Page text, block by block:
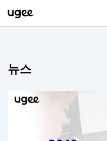
뉴스